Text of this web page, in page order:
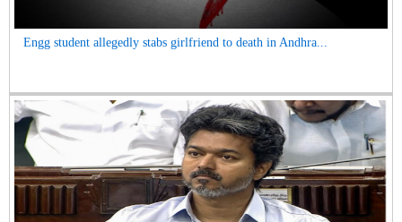
Engg student allegedly stabs girlfriend to death in Andhra...